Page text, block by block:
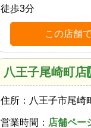
徒歩3分
この店舗
八王子尾崎町店
住所： 八王子市尾崎
営業時間： 店舗ペー